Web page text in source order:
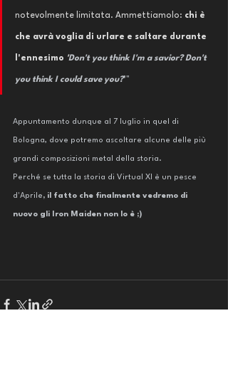
notevolmente limitata. Ammettiamolo: chi è
che avrà voglia di urlare e saltare durante
l'ennesimo 'Don't you think I'm a savior? Don't
you think I could save you?'"
Appuntamento dunque al 7 luglio in quel di
Bologna, dove potremo ascoltare alcune delle più
grandi composizioni metal della storia.
Perché se tutta la storia di Virtual XI è un pesce
d'Aprile, il fatto che finalmente vedremo di
nuovo gli Iron Maiden non lo è ;)